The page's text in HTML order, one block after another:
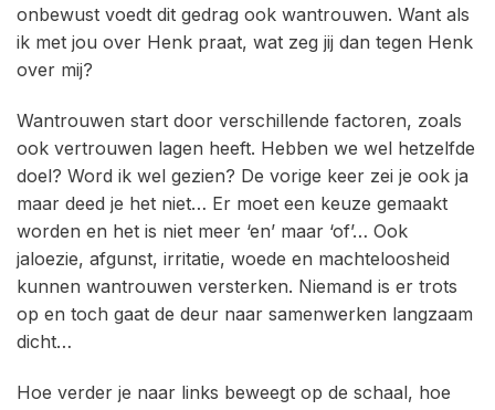
onbewust voedt dit gedrag ook wantrouwen. Want als
ik met jou over Henk praat, wat zeg jij dan tegen Henk
over mij?
Wantrouwen start door verschillende factoren, zoals
ook vertrouwen lagen heeft. Hebben we wel hetzelfde
doel? Word ik wel gezien? De vorige keer zei je ook ja
maar deed je het niet… Er moet een keuze gemaakt
worden en het is niet meer ‘en’ maar ‘of’… Ook
jaloezie, afgunst, irritatie, woede en machteloosheid
kunnen wantrouwen versterken. Niemand is er trots
op en toch gaat de deur naar samenwerken langzaam
dicht…
Hoe verder je naar links beweegt op de schaal, hoe